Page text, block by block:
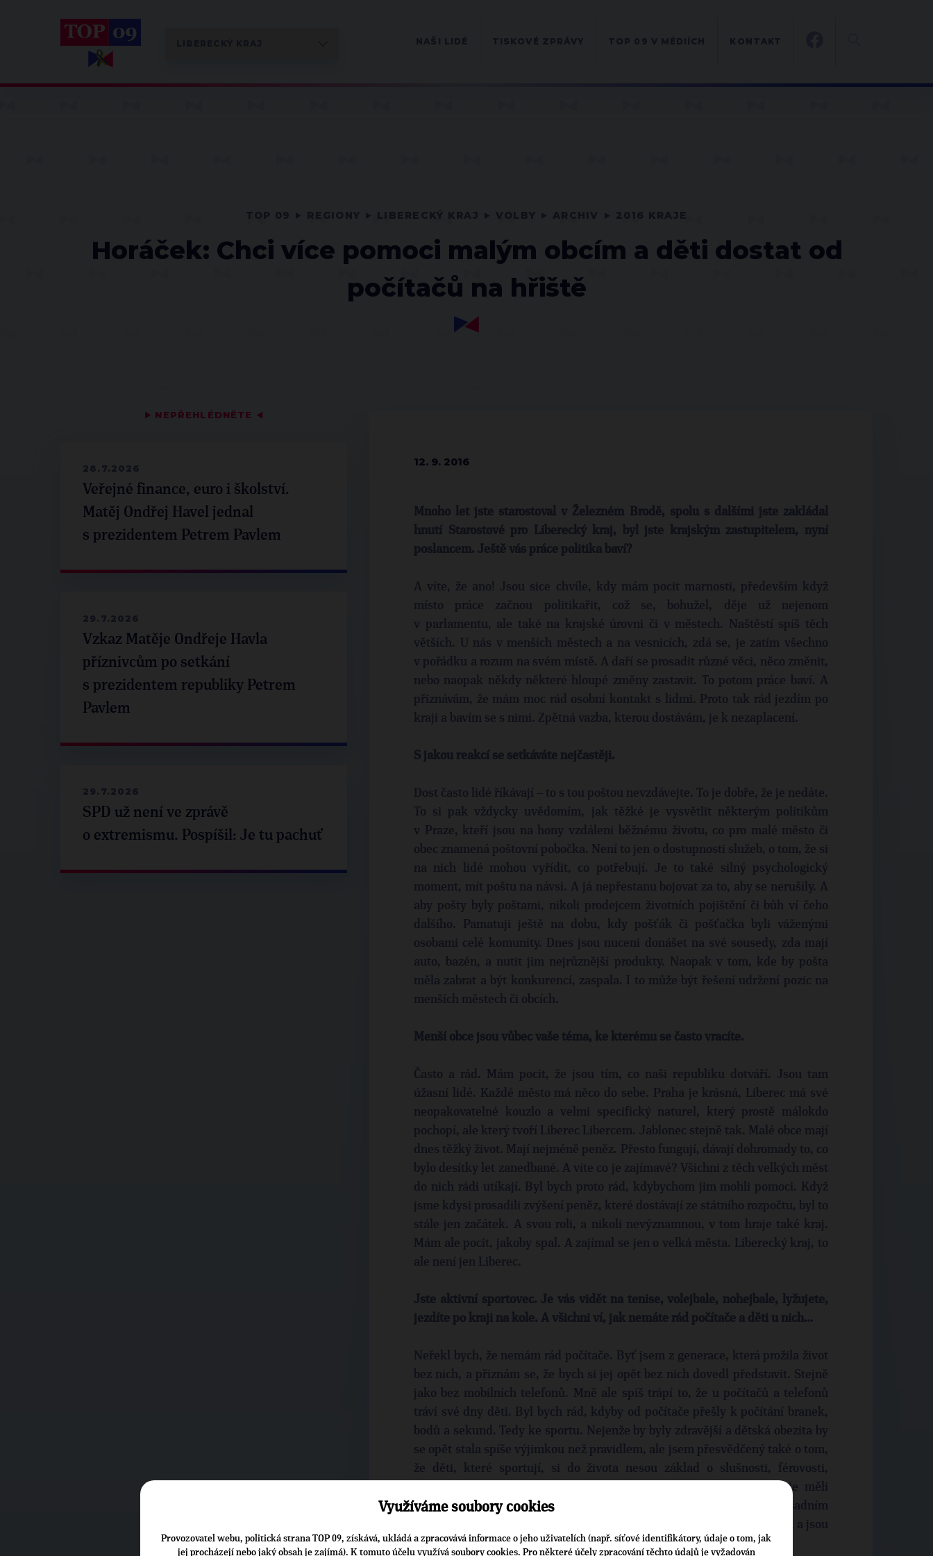
Horáček: Chci více pomoci malým obcím a děti dostat od
počítačů na hřiště
▶ NEPŘEHLÉDNĚTE ◀
28.7.2026
Veřejné finance, euro i školství.
Matěj Ondřej Havel jednal
s prezidentem Petrem Pavlem
29.7.2026
Vzkaz Matěje Ondřeje Havla
příznivcům po setkání
s prezidentem republiky Petrem
Pavlem
29.7.2026
SPD už není ve zprávě
o extremismu. Pospíšil: Je tu pachuť
12. 9. 2016
Mnoho let jste starostoval v Železném Brodě, spolu s dalšími jste zakládal
hnutí Starostové pro Liberecký kraj, byl jste krajským zastupitelem, nyní
poslancem. Ještě vás práce politika baví?
A víte, že ano! Jsou sice chvíle, kdy mám pocit marnosti, především když
místo práce začnou politikařit, což se, bohužel, děje už nejenom
v parlamentu, ale také na krajské úrovni či v městech. Naštěstí spíš těch
větších. U nás v menších městech a na vesnicích, zdá se, je zatím všechno
v pořádku a rozum na svém místě. A daří se prosadit různé věci, něco změnit,
nebo naopak někdy některé hloupé změny zastavit. To potom práce baví. A
přiznávám, že mám moc rád osobní kontakt s lidmi. Proto tak rád jezdím po
kraji a bavím se s nimi. Zpětná vazba, kterou dostávám, je k nezaplacení.
S jakou reakcí se setkáváte nejčastěji.
Dost často lidé říkávají – to s tou poštou nevzdávejte. To je dobře, že je nedáte.
To si pak vždycky uvědomím, jak těžké je vysvětlit některým politikům
v Praze, kteří jsou na hony vzdáleni běžnému životu, co pro malé město či
obec znamená poštovní pobočka. Není to jen o dostupnosti služeb, o tom, že si
na nich lidé mohou vyřídit, co potřebují. Je to také silný psychologický
moment, mít poštu na návsi. A já nepřestanu bojovat za to, aby se nerušily. A
aby pošty byly poštami, nikoli prodejcem životních pojištění či bůh ví čeho
dalšího. Pamatuji ještě na dobu, kdy pošťák či pošťačka byli váženými
osobami celé komunity. Dnes jsou nuceni donášet na své sousedy, zda mají
auto, bazén, a nutit jim nejrůznější produkty. Naopak v tom, kde by pošta
měla zabrat a být konkurencí, zaspala. I to může být řešení udržení pozic na
menších městech či obcích.
Menší obce jsou vůbec vaše téma, ke kterému se často vracíte.
Často a rád. Mám pocit, že jsou tím, co naši republiku dotváří. Jsou tam
úžasní lidé. Každé město má něco do sebe. Praha je krásná, Liberec má své
neopakovatelné kouzlo a velmi specifický naturel, který prostě málokdo
pochopí, ale který tvoří Liberec Libercem. Jablonec stejně tak. Malé obce mají
dnes těžký život. Mají nejméně peněz. Přesto fungují, dávají dohromady to, co
bylo desítky let zanedbané. A víte co je zajímavé? Všichni z těch velkých měst
do nich rádi utíkají. Byl bych proto rád, kdybychom jim mohli pomoci. Když
jsme kdysi prosadili zvýšení peněz, které dostávají ze státního rozpočtu, byl to
stále jen začátek. A svou roli, a nikoli nevýznamnou, v tom hraje také kraj.
Mám ale pocit, jakoby spal. A zajímal se jen o velká města. Liberecký kraj, to
ale není jen Liberec.
Jste aktivní sportovec. Je vás vidět na tenise, volejbale, nohejbale, lyžujete,
jezdíte po kraji na kole. A všichni ví, jak nemáte rád počítače a děti u nich…
Neřekl bych, že nemám rád počítače. Byť jsem z generace, která prožila život
bez nich, a přiznám se, že bych si jej opět bez nich dovedl představit. Stejně
jako bez mobilních telefonů. Mně ale spíš trápí to, že u počítačů a telefonů
tráví své dny děti. Byl bych rád, kdyby od počítače přešly k počítání branek,
bodů a sekund. Tedy ke sportu. Nejenže by byly zdravější a dětská obezita by
se opět stala spíše výjimkou než pravidlem, ale jsem přesvědčený také o tom,
že děti, které sportují, si do života nesou základ o slušnosti, férovosti,
týmovém duchu a kamarádství. Proto bychom nejen z pozice kraje měli
usilovat o podporu sportování dětí a mládeže a mělo by být naším zásadním
posláním otevírat jim sportoviště. Nejen nová, ale i ta, která již existují, a jsou
velmi často veřejnosti mimo „oficiální časy“ uzavřená.
Využíváme soubory cookies
Provozovatel webu, politická strana TOP 09, získává, ukládá a zpracovává informace o jeho uživatelích (např. síťové identifikátory, údaje o tom, jak
jej procházejí nebo jaký obsah je zajímá). K tomuto účelu využívá soubory cookies. Pro některé účely zpracování těchto údajů je vyžadován